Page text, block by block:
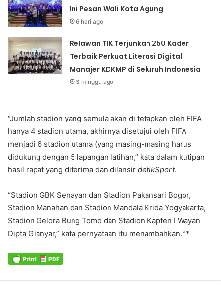
Ini Pesan Wali Kota Agung
6 hari ago
Relawan TIK Terjunkan 250 Kader
Terbaik Perkuat Literasi Digital
Manajer KDKMP di Seluruh Indonesia
3 minggu ago
“Jumlah stadion yang semula akan di tetapkan oleh FIFA
hanya 4 stadion utama, akhirnya disetujui oleh FIFA
menjadi 6 stadion utama (yang masing-masing harus
didukung dengan 5 lapangan latihan,” kata dalam kutipan
hasil rapat yang diterima dan dilansir detikSport.
“Stadion GBK Senayan dan Stadion Pakansari Bogor,
Stadion Manahan dan Stadion Mandala Krida Yogyakarta,
Stadion Gelora Bung Tomo dan Stadion Kapten I Wayan
Dipta Gianyar,” kata pernyataan itu menambahkan.**